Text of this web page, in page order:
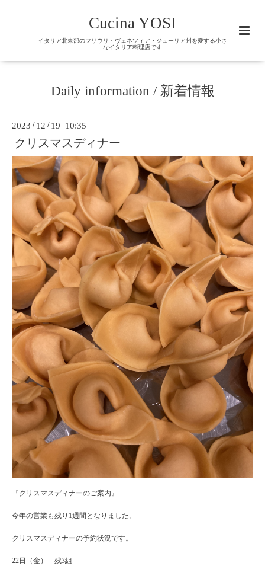
Cucina YOSI
イタリア北東部のフリウリ・ヴェネツィア・ジューリア州を愛する小さ
なイタリア料理店です
Daily information / 新着情報
2023 / 12 / 19 10:35
クリスマスディナー
『クリスマスディナーのご案内』
今年の営業も残り1週間となりました。
クリスマスディナーの予約状況です。
22日（金） 残3組